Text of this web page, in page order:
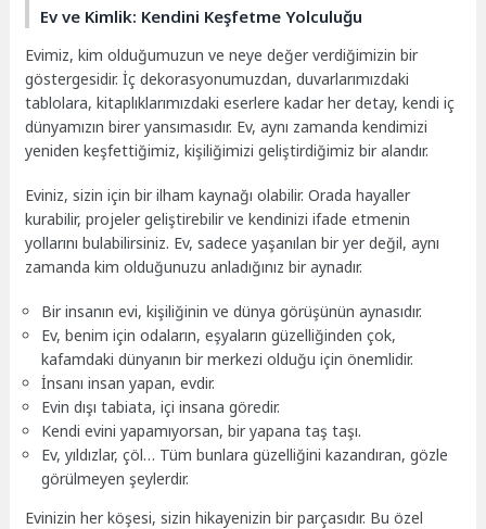
Ev ve Kimlik: Kendini Keşfetme Yolculuğu
Evimiz, kim olduğumuzun ve neye değer verdiğimizin bir
göstergesidir. İç dekorasyonumuzdan, duvarlarımızdaki
tablolara, kitaplıklarımızdaki eserlere kadar her detay, kendi iç
dünyamızın birer yansımasıdır. Ev, aynı zamanda kendimizi
yeniden keşfettiğimiz, kişiliğimizi geliştirdiğimiz bir alandır.
Eviniz, sizin için bir ilham kaynağı olabilir. Orada hayaller
kurabilir, projeler geliştirebilir ve kendinizi ifade etmenin
yollarını bulabilirsiniz. Ev, sadece yaşanılan bir yer değil, aynı
zamanda kim olduğunuzu anladığınız bir aynadır.
Bir insanın evi, kişiliğinin ve dünya görüşünün aynasıdır.
Ev, benim için odaların, eşyaların güzelliğinden çok,
kafamdaki dünyanın bir merkezi olduğu için önemlidir.
İnsanı insan yapan, evdir.
Evin dışı tabiata, içi insana göredir.
Kendi evini yapamıyorsan, bir yapana taş taşı.
Ev, yıldızlar, çöl… Tüm bunlara güzelliğini kazandıran, gözle
görülmeyen şeylerdir.
Evinizin her köşesi, sizin hikayenizin bir parçasıdır. Bu özel